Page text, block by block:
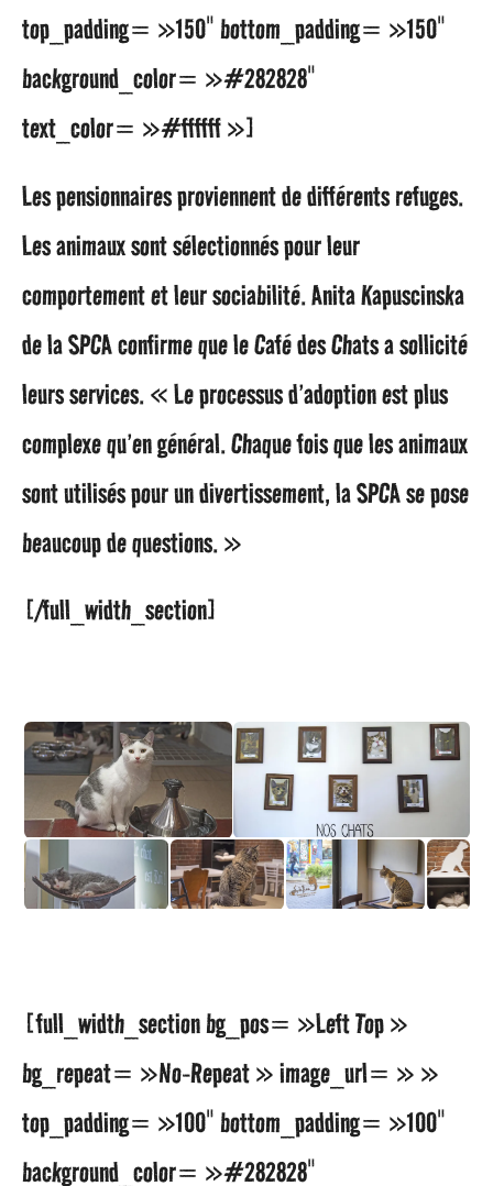
top_padding= »150″ bottom_padding= »150″
background_color= »#282828″
text_color= »#ffffff »]
Les pensionnaires proviennent de différents refuges.
Les animaux sont sélectionnés pour leur
comportement et leur sociabilité. Anita Kapuscinska
de la SPCA confirme que le Café des Chats a sollicité
leurs services. « Le processus d’adoption est plus
complexe qu’en général. Chaque fois que les animaux
sont utilisés pour un divertissement, la SPCA se pose
beaucoup de questions. »
[/full_width_section]
[full_width_section bg_pos= »Left Top »
bg_repeat= »No-Repeat » image_url= » »
top_padding= »100″ bottom_padding= »100″
background_color= »#282828″